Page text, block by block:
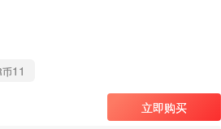
币11
立即购买